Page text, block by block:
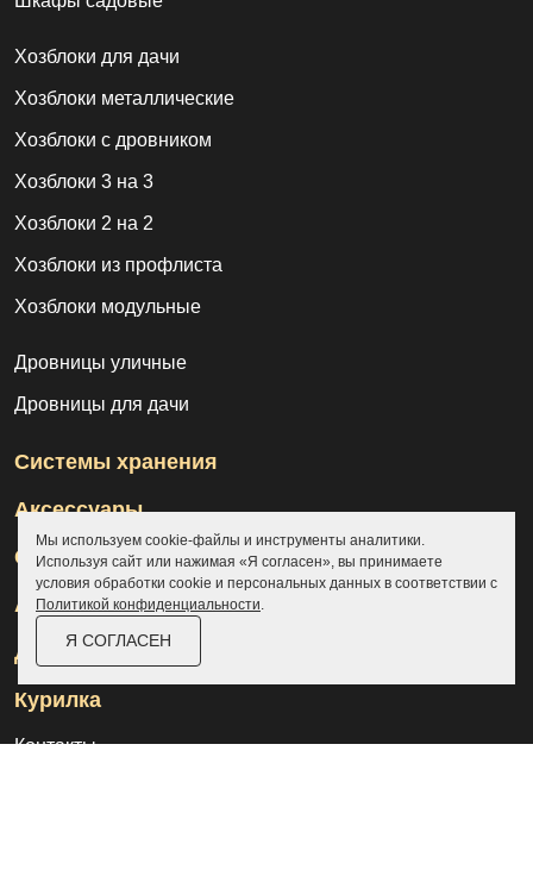
Хозблоки для дачи
Хозблоки металлические
Хозблоки с дровником
Хозблоки 3 на 3
Хозблоки 2 на 2
Хозблоки из профлиста
Хозблоки модульные
Дровницы уличные
Дровницы для дачи
Системы хранения
Аксессуары
Склады
Ангары
Дровницы
Курилка
Контакты
Мы используем cookie-файлы и инструменты аналитики.
Используя сайт или нажимая «Я согласен», вы принимаете
условия обработки cookie и персональных данных в соответствии с
Политикой конфиденциальности.
Я СОГЛАСЕН